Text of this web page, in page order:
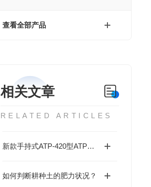
查看全部产品
相关文章
RELATED ARTICLES
新款手持式ATP-420型ATP快速荧光检测仪出炉了
如何判断耕种土的肥力状况？